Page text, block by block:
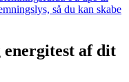
så du kan skabe
energitest af dit